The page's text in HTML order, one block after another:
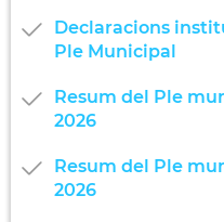
Declaracions
Ple Municipal
Resum del Ple
2026
Resum del Ple
2026